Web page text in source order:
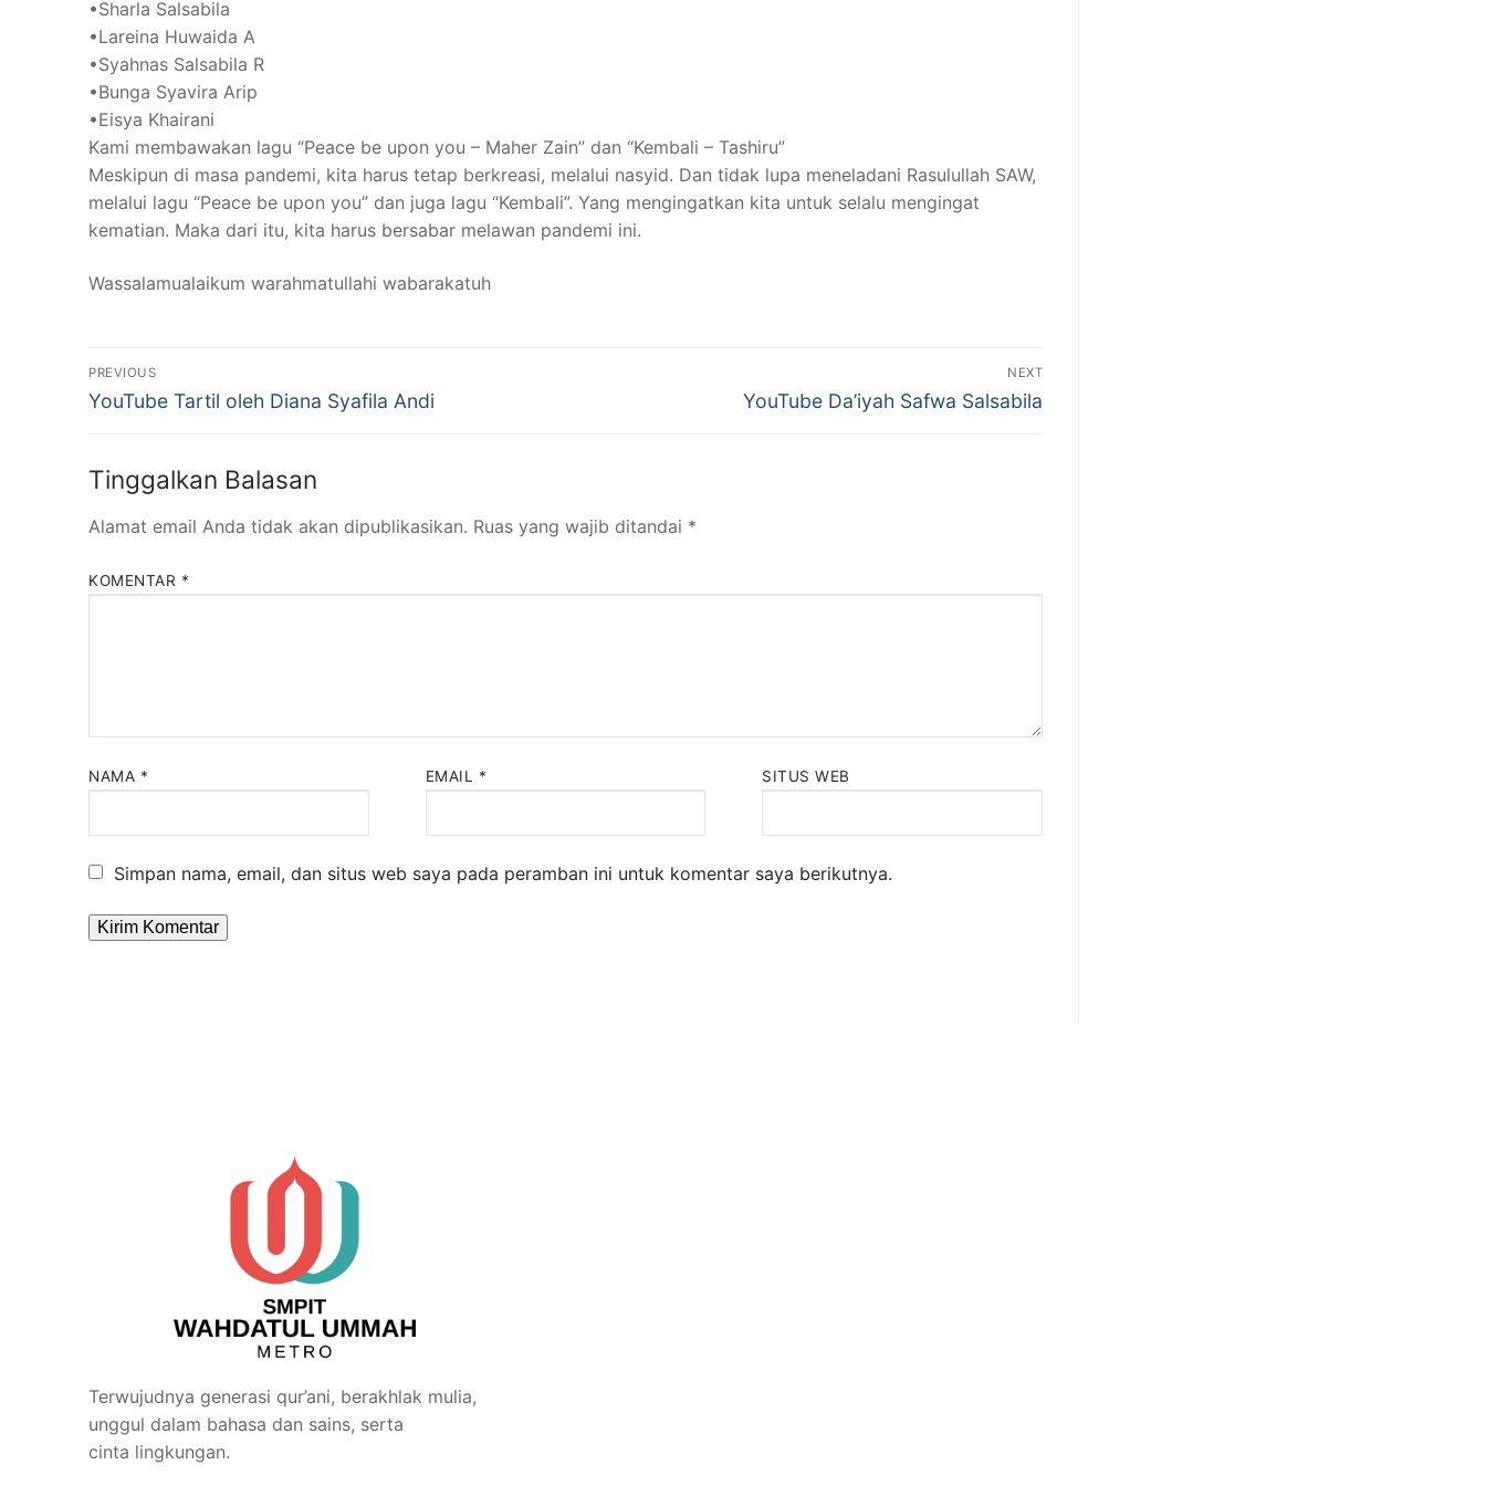
•Sharla Salsabila
•Lareina Huwaida A
•Syahnas Salsabila R
•Bunga Syavira Arip
•Eisya Khairani
Kami membawakan lagu “Peace be upon you – Maher Zain” dan “Kembali – Tashiru”
Meskipun di masa pandemi, kita harus tetap berkreasi, melalui nasyid. Dan tidak lupa meneladani Rasulullah SAW,
melalui lagu “Peace be upon you” dan juga lagu “Kembali”. Yang mengingatkan kita untuk selalu mengingat
kematian. Maka dari itu, kita harus bersabar melawan pandemi ini.
Wassalamualaikum warahmatullahi wabarakatuh
Navigasi
pos
PREVIOUS
Previous
YouTube Tartil oleh Diana Syafila Andi
NEXT
Next
YouTube Da’iyah Safwa Salsabila
Tinggalkan Balasan
Alamat email Anda tidak akan dipublikasikan. Ruas yang wajib ditandai *
KOMENTAR *
NAMA * EMAIL * SITUS WEB
Simpan nama, email, dan situs web saya pada peramban ini untuk komentar saya berikutnya.
Terwujudnya generasi qur’ani, berakhlak mulia,
unggul dalam bahasa dan sains, serta
cinta lingkungan.